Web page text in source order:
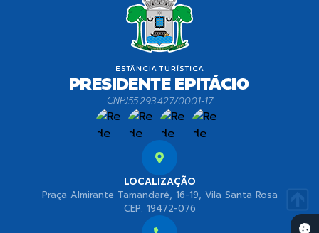
LOCALIZAÇÃO
Praça Almirante Tamandaré, 16-19, Vila Santa Rosa
CEP: 19472-076
CNPJ55.293.427/0001-17